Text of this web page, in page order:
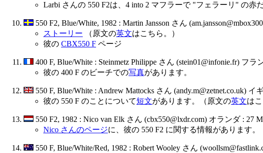
Larbi さんの 550 F2は、4 into 2 マフラーで "フェラーリ" の赤
550 F2, Blue/White, 1982 : Martin Jansson さん
ストーリー （原文の英文はこちら。）
彼の CBX550 F ページ
400 F, Blue/White : Steinmetz Philippe さん (stein01@infonie.fr) フラ
彼の 400 F のビーチでの写真があります。
550 F, Blue/White : Andrew Mattocks さん (andy.m@zetnet.co.uk) イ
彼の 550 F のことについて短文があります。（原文の英文はこ
550 F2, 1982 : Nico van Elk さん (cbx550@lxdr.com) オランダ : 27
Nico さんのページに、彼の 550 F2 に関する情報があります。
550 F, Blue/White/Red, 1982 : Robert Wooley さん